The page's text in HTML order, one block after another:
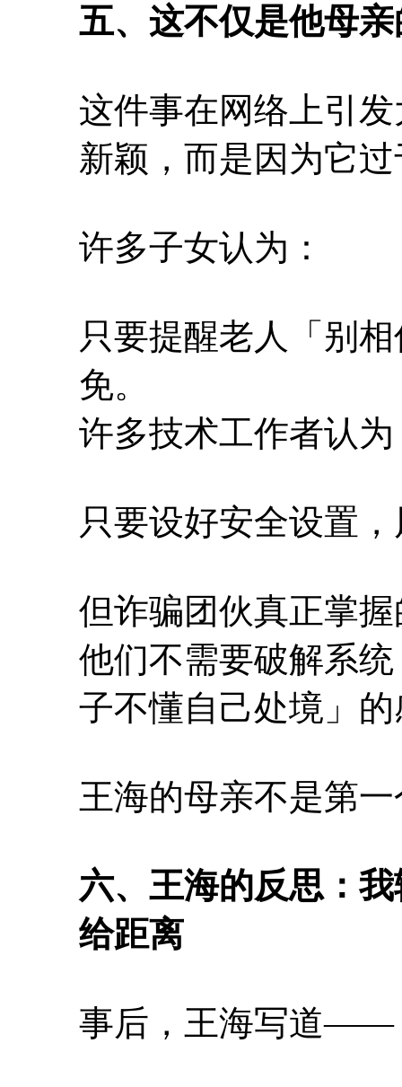
五、这不仅是他母
这件事在网络上引
新颖，而是因为它
许多子女认为：
只要提醒老人「别
免。
许多技术工作者认为
只要设好安全设置
但诈骗团伙真正掌
他们不需要破解系
子不懂自己处境」
王海的母亲不是第
六、王海的反思：
给距离
事后，王海写道——